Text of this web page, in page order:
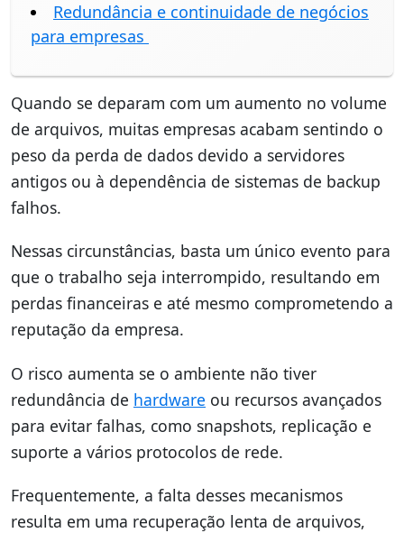
Redundância e continuidade de negócios
para empresas
Quando se deparam com um aumento no volume
de arquivos, muitas empresas acabam sentindo o
peso da perda de dados devido a servidores
antigos ou à dependência de sistemas de backup
falhos.
Nessas circunstâncias, basta um único evento para
que o trabalho seja interrompido, resultando em
perdas financeiras e até mesmo comprometendo a
reputação da empresa.
O risco aumenta se o ambiente não tiver
redundância de hardware ou recursos avançados
para evitar falhas, como snapshots, replicação e
suporte a vários protocolos de rede.
Frequentemente, a falta desses mecanismos
resulta em uma recuperação lenta de arquivos,